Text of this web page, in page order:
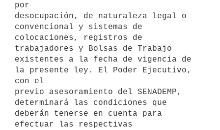
por
desocupación, de naturaleza legal o
convencional y sistemas de
colocaciones, registros de
trabajadores y Bolsas de Trabajo
existentes a la fecha de vigencia de
la presente ley. El Poder Ejecutivo,
con el
previo asesoramiento del SENADEMP,
determinará las condiciones que
deberán tenerse en cuenta para
efectuar las respectivas